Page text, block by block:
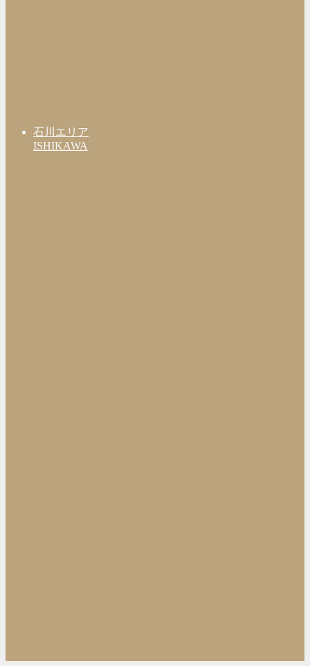
石川エリア
ISHIKAWA